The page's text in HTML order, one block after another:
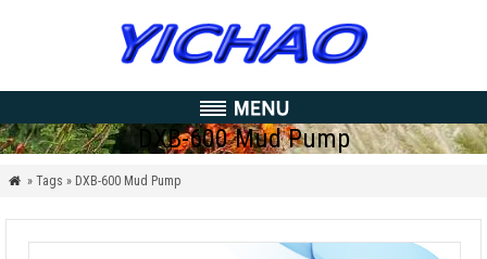
DXB-600 Mud Pump
 » Tags » DXB-600 Mud Pump